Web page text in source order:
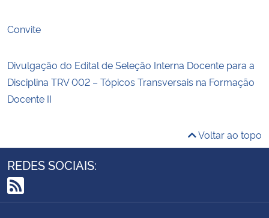
Convite
Divulgação do Edital de Seleção Interna Docente para a
Disciplina TRV 002 – Tópicos Transversais na Formação
Docente II
Voltar ao topo
REDES SOCIAIS:
RSS